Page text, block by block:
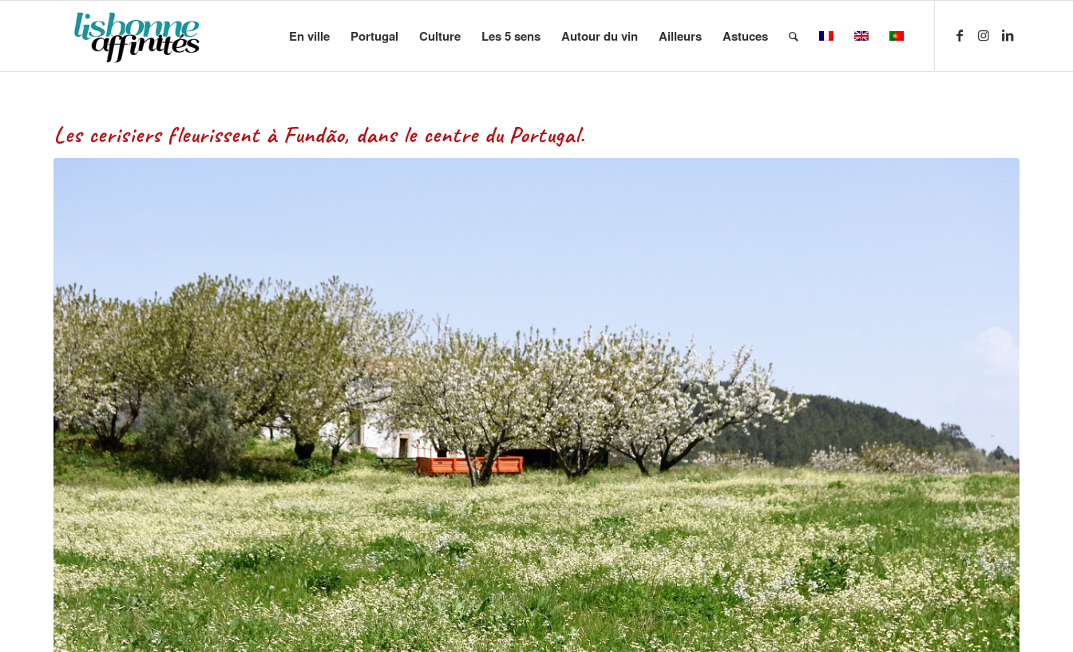
En ville Portugal Culture Les 5 sens Autour du vin Ailleurs Astuces
Les cerisiers fleurissent à Fundão, dans le centre du Portugal.